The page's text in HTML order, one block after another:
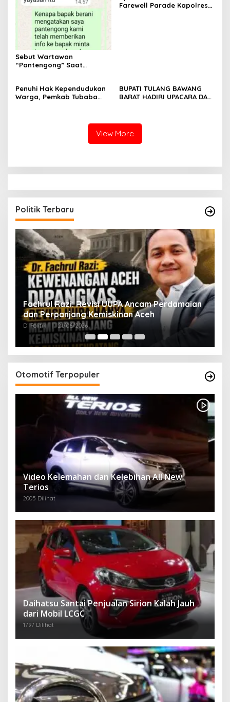
Sebut Wartawan
“Pantengong” Saat
Etika, DPR‑Provinsi,
Gubernur dan PLLDA
Farewell Parade Kapolres
Penuhi Hak Kependudukan
Warga, Pemkab Tubaba
BUPATI TULANG BAWANG
BARAT HADIRI UPACARA DAN
View More
Politik Terbaru
Fachrul Razi: Revisi UUPA Ancam Perdamaian
dan Perpanjang Kemiskinan Aceh
Di Politik 21/06/2026
Otomotif Terpopuler
Video Kelemahan dan Kelebihan All New
Terios
2005 Dilihat
Daihatsu Santai Penjualan Sirion Kalah Jauh
dari Mobil LCGC
1797 Dilihat